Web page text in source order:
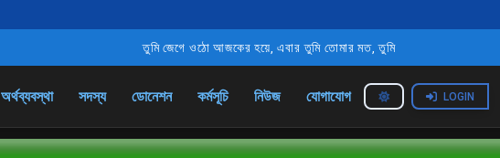
তুমি জেগে ওঠো আজকের হয়ে, এবার তুমি তোমার মত, তুমি বাঁধনহারা, তোমার জন্য স্বাধীনতা,
অর্থব্যবস্থা সদস্য ডোনেশন কর্মসূচি নিউজ যোগাযোগ LOGIN